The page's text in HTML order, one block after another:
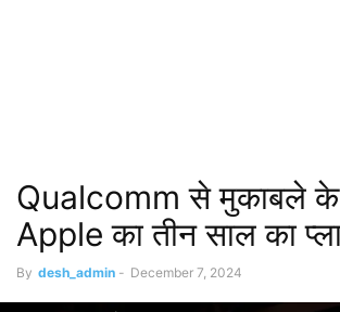
Qualcomm से मुकाबले के
Apple का तीन साल का
By desh_admin - December 7, 2024